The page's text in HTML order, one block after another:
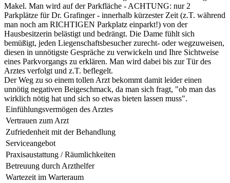
Makel. Man wird auf der Parkfläche - ACHTUNG: nur 2
Parkplätze für Dr. Grafinger - innerhalb kürzester Zeit (z.T. während
man noch am RICHTIGEN Parkplatz einparkt!) von der
Hausbesitzerin belästigt und bedrängt. Die Dame fühlt sich
bemüßigt, jeden Liegenschaftsbesucher zurecht- oder wegzuweisen,
diesen in unnötigste Gespräche zu verwickeln und Ihre Sichtweise
eines Parkvorgangs zu erklären. Man wird dabei bis zur Tür des
Arztes verfolgt und z.T. beflegelt.
Der Weg zu so einem tollen Arzt bekommt damit leider einen
unnötig negativen Beigeschmack, da man sich fragt, "ob man das
wirklich nötig hat und sich so etwas bieten lassen muss".
Einfühlungsvermögen des Arztes
Vertrauen zum Arzt
Zufriedenheit mit der Behandlung
Serviceangebot
Praxisaustattung / Räumlichkeiten
Betreuung durch Arzthelfer
Wartezeit im Warteraum